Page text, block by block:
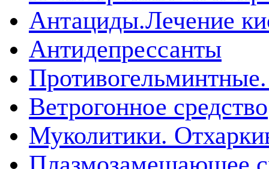
Антациды.Лечение
Антидепрессанты
Ветрогонное средство
Муколитики.